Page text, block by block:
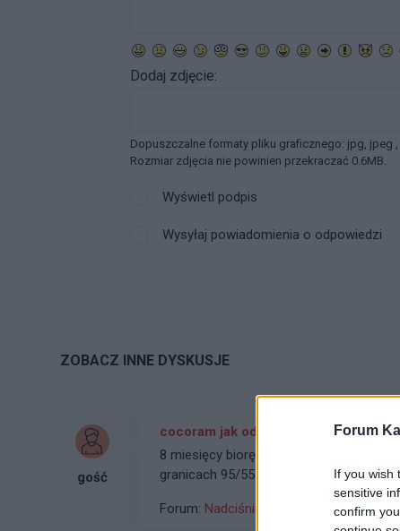
Forum
If you wish
sensitive
confirm
Dodaj zdjęcie:
Dopuszczalne formaty pliku graficznego: jpg, jpeg ,
Rozmiar zdjęcia nie powinien przekraczać 0.6MB.
Wyświetl podpis
Wysyłaj powiadomienia o odpowiedzi
ZOBACZ INNE DYSKUSJE
gość
cocoram jak odstawić lek
8 miesięcy biorę concoram 5+5, od
granicach 95/55 i myslę o odstawieniu
Forum: Nadciśnienie